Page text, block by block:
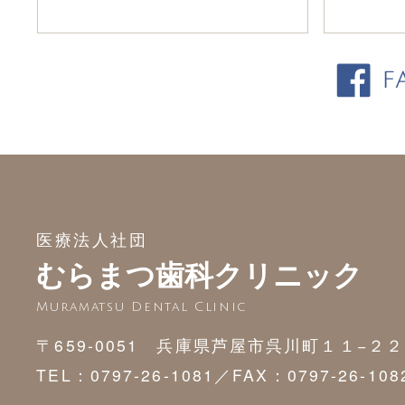
医療法人社団
むらまつ歯科クリニック
Muramatsu Dental Clinic
〒659-0051 兵庫県芦屋市呉川町１１−２２
TEL：0797-26-1081／ FAX：0797-26-